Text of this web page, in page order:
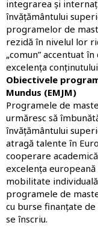
integrarea și
învățământului
programelor de
rezidă în nivelul lor
„comun” accentuat
excelența
Obiectivele
Mundus (EMJM)
Programele de
urmăresc să
învățământului
atragă talente în
cooperare
excelența
mobilitate
programele de
cu burse finanțate
se înscriu.